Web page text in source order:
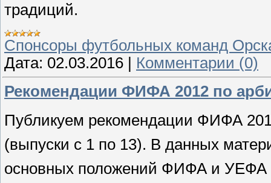
традиций.
Спонсоры футбольных команд
Дата: 02.03.2016 | Комментарии (0)
Рекомендации ФИФА 2012 по
Публикуем рекомендации ФИФА
(выпуски с 1 по 13). В данных
основных положений ФИФА и УЕФА